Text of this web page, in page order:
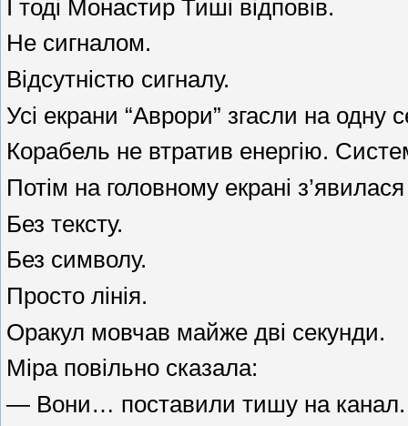
І тоді Монастир Тиші відповів.
Не сигналом.
Відсутністю сигналу.
Усі екрани “Аврори” згасли на одну
Корабель не втратив енергію.
Потім на головному екрані з’явилася
Без тексту.
Без символу.
Просто лінія.
Оракул мовчав майже дві секунди.
Міра повільно сказала:
— Вони… поставили тишу на канал.